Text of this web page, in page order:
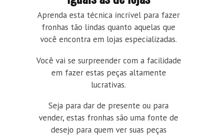
Aprenda esta técnica incrível para fazer
fronhas tão lindas quanto aquelas que
você encontra em lojas especializadas.
Você vai se surpreender com a facilidade
em fazer estas peças altamente
lucrativas.
Seja para dar de presente ou para
vender, estas fronhas são uma fonte de
desejo para quem ver suas peças